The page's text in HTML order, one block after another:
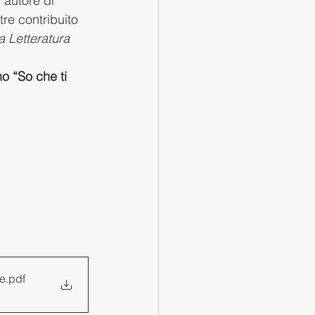
contribuito
Letteratura
“So che ti
.pdf